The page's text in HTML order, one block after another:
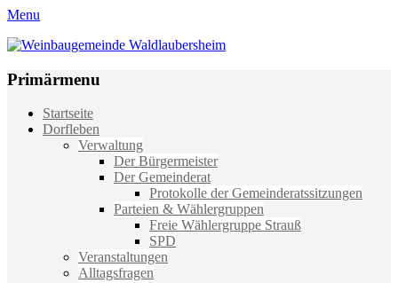
Menu
Weinbaugemeinde Waldlaubersheim
Primärmenu
Weiter
zum
Startseite
Dorfleben
Verwaltung
Der Bürgermeister
Der Gemeinderat
Protokolle der Gemeinderatssitzungen
Parteien & Wählergruppen
Freie Wählergruppe Strauß
SPD
Veranstaltungen
Alltagsfragen